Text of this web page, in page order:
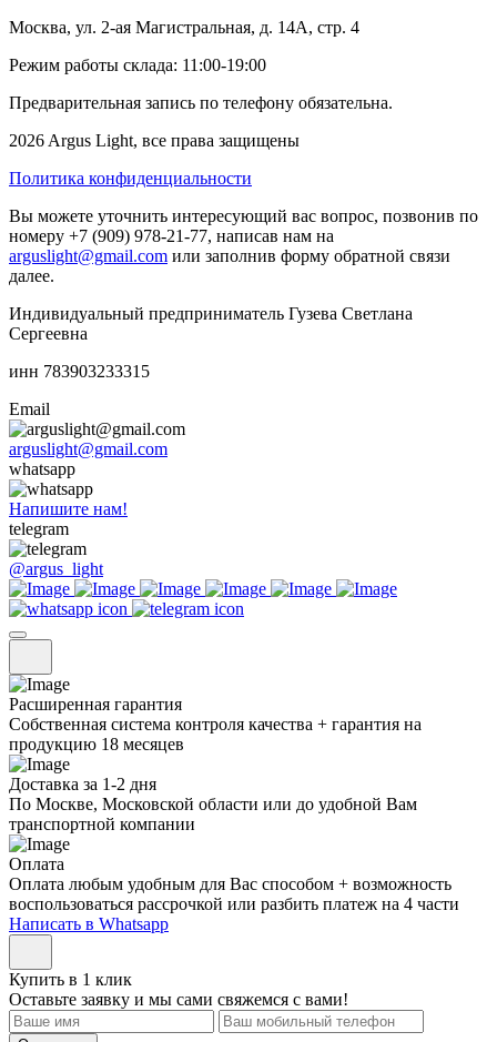
Москва, ул. 2-ая Магистральная, д. 14А, стр. 4
Режим работы склада: 11:00-19:00
Предварительная запись по телефону обязательна.
2026 Argus Light, все права защищены
Политика конфиденциальности
Вы можете уточнить интересующий вас вопрос, позвонив по
номеру +7 (909) 978-21-77, написав нам на
arguslight@gmail.com или заполнив форму обратной связи
далее.
Индивидуальный предприниматель Гузева Светлана
Сергеевна
инн 783903233315
Email
arguslight@gmail.com
whatsapp
Напишите нам!
telegram
@argus_light
Расширенная гарантия
Собственная система контроля качества + гарантия на
продукцию 18 месяцев
Доставка за 1-2 дня
По Москве, Московской области или до удобной Вам
транспортной компании
Оплата
Оплата любым удобным для Вас способом + возможность
воспользоваться рассрочкой или разбить платеж на 4 части
Написать в Whatsapp
Купить в 1 клик
Оставьте заявку и мы сами свяжемся с вами!